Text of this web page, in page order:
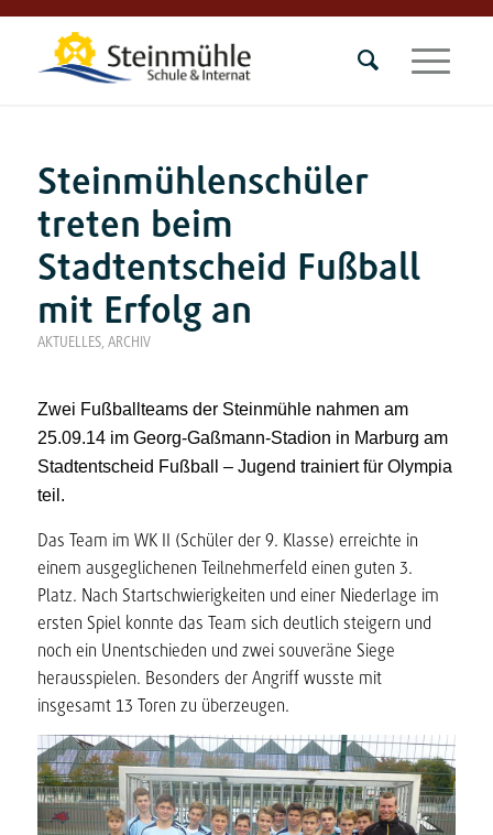
Steinmühlenschüler
treten beim
Stadtentscheid Fußball
mit Erfolg an
AKTUELLES, ARCHIV
Zwei Fußballteams der Steinmühle nahmen am
25.09.14 im Georg-Gaßmann-Stadion in Marburg am
Stadtentscheid Fußball – Jugend trainiert für Olympia
teil.
Das Team im WK II (Schüler der 9. Klasse) erreichte in
einem ausgeglichenen Teilnehmerfeld einen guten 3.
Platz. Nach Startschwierigkeiten und einer Niederlage im
ersten Spiel konnte das Team sich deutlich steigern und
noch ein Unentschieden und zwei souveräne Siege
herausspielen. Besonders der Angriff wusste mit
insgesamt 13 Toren zu überzeugen.